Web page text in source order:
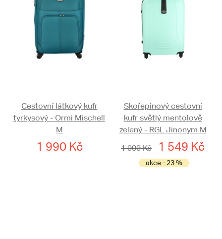
Cestovní látkový kufr
tyrkysový - Ormi Mischell
M
1 990 Kč
Skořepinový cestovní
kufr světlý mentolově
zelený - RGL Jinonym M
1 999 Kč
1 549 Kč
akce - 23 %